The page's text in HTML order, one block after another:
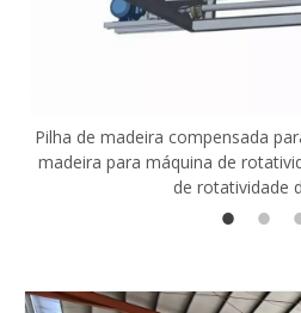
Pilha de madeira compensada
madeira para máquina de
de rotatividade